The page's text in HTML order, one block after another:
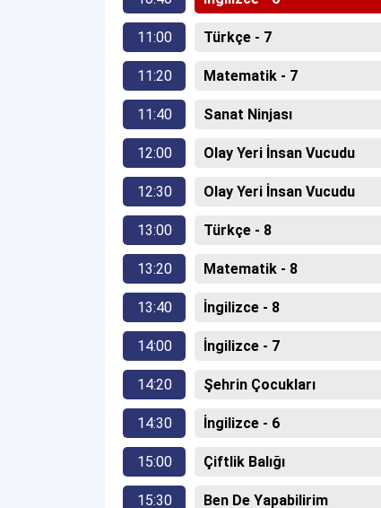
11:00 Türkçe - 7
11:20 Matematik - 7
11:40 Sanat Ninjası
12:00 Olay Yeri İnsan Vucudu
12:30 Olay Yeri İnsan Vucudu
13:00 Türkçe - 8
13:20 Matematik - 8
13:40 İngilizce - 8
14:00 İngilizce - 7
14:20 Şehrin Çocukları
14:30 İngilizce - 6
15:00 Çiftlik Balığı
15:30 Ben De Yapabilirim